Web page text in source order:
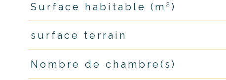
Surface habitable (m²)
surface terrain
Nombre de chambre(s)